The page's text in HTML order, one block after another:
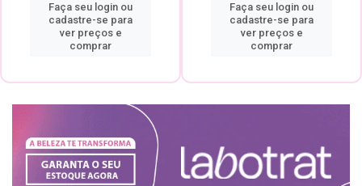
Faça seu login ou
cadastre-se para
ver preços e
comprar
Faça seu login ou
cadastre-se para
ver preços e
comprar